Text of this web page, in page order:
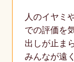
人のイヤミ
での評価を
出しが止ま
みんなが遠